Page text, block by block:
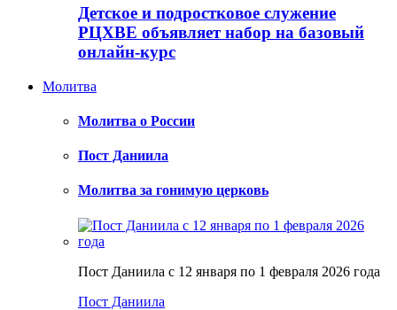
Детское и подростковое служение
РЦХВЕ объявляет набор на базовый
онлайн-курс
Молитва
Молитва о России
Пост Даниила
Молитва за гонимую церковь
Пост Даниила с 12 января по 1 февраля 2026 года
Пост Даниила